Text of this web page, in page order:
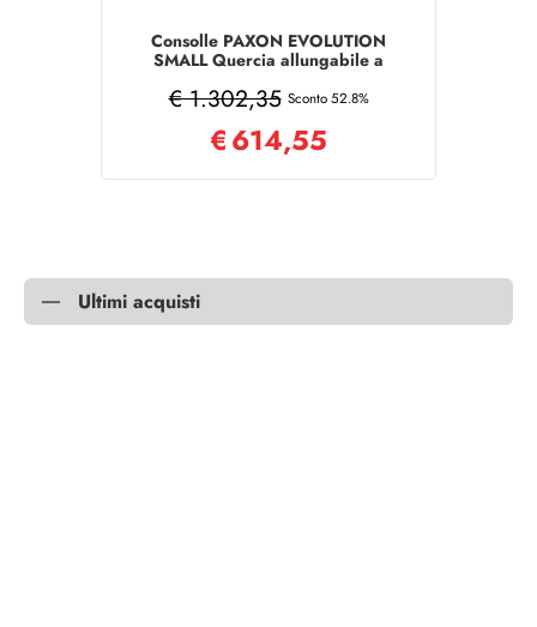
Consolle PAXON EVOLUTION
SMALL Quercia allungabile a
€ 1.302,35 Sconto 52.8%
€614,55
Ultimi acquisti